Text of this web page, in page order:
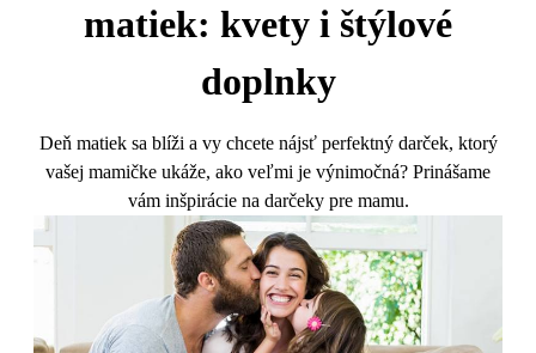
matiek: kvety i štýlové
doplnky
Deň matiek sa blíži a vy chcete nájsť perfektný darček, ktorý
vašej mamičke ukáže, ako veľmi je výnimočná? Prinášame
vám inšpirácie na darčeky pre mamu.